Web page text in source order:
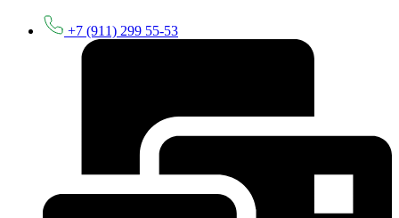
+7 (911) 299 55-53